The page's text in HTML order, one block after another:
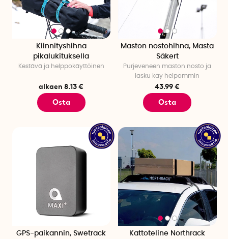
Kiinnityshihna
pikalukituksella
Kestävä ja helppokäyttöinen
alkaen 8.13 €
Osta
Maston nostohihna, Masta
Säkert
Purjeveneen maston nosto ja
lasku käy helpommin
43.99 €
Osta
GPS-paikannin, Swetrack
Kattoteline Northrack